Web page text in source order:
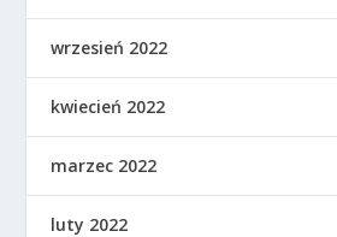
wrzesień 2022
kwiecień 2022
marzec 2022
luty 2022